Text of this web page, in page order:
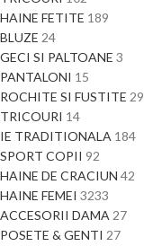
HAINE FETITE 189
BLUZE 24
GECI SI PALTOANE 3
PANTALONI 15
ROCHITE SI FUSTITE 29
TRICOURI 14
IE TRADITIONALA 184
SPORT COPII 92
HAINE DE CRACIUN 42
HAINE FEMEI 3233
ACCESORII DAMA 27
POSETE & GENTI 27